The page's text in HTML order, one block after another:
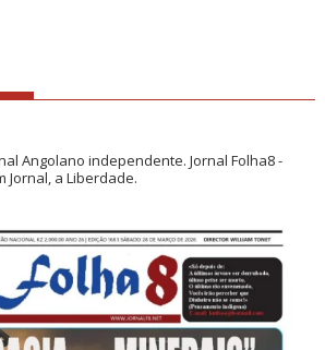
Angolano independente.Jornal Folha8 -
Jornal, a Liberdade.